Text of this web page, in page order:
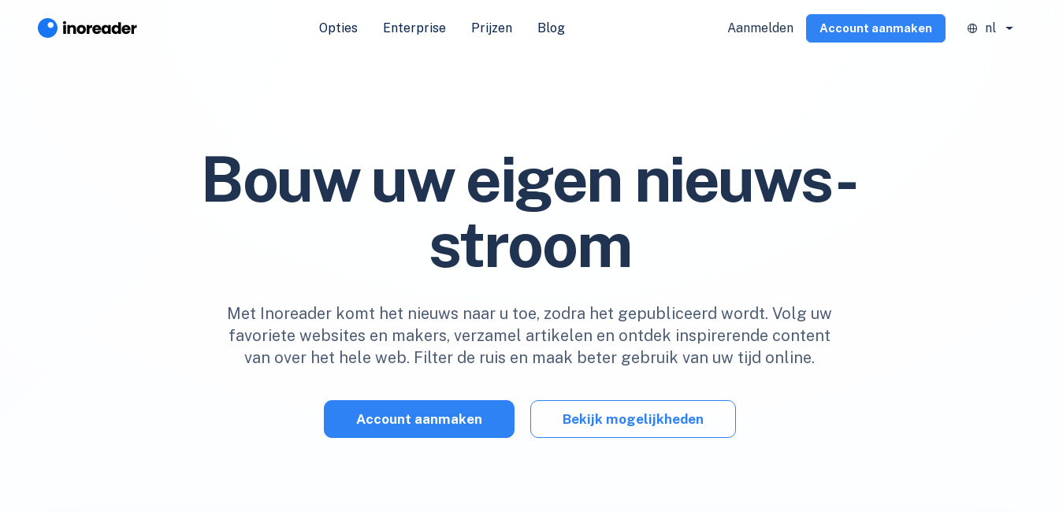
Opties Enterprise Prijzen Blog Aanmelden Account aanmaken nl
Bouw uw eigen nieuws-
stroom
Met Inoreader komt het nieuws naar u toe, zodra het gepubliceerd wordt. Volg uw
favoriete websites en makers, verzamel artikelen en ontdek inspirerende content
van over het hele web. Filter de ruis en maak beter gebruik van uw tijd online.
Account aanmaken Bekijk mogelijkheden